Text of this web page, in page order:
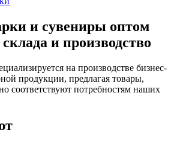
и сувениры оптом
и производство
на производстве бизнес-
продукции, предлагая товары,
соответствуют потребностям наших